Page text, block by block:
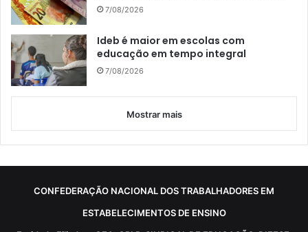
7/08/2026
Ideb é maior em escolas com
educação em tempo integral
7/08/2026
Mostrar mais
CONFEDERAÇÃO NACIONAL DOS TRABALHADORES EM
ESTABELECIMENTOS DE ENSINO